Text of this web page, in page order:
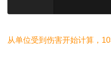
从单位受到伤害开始计算，